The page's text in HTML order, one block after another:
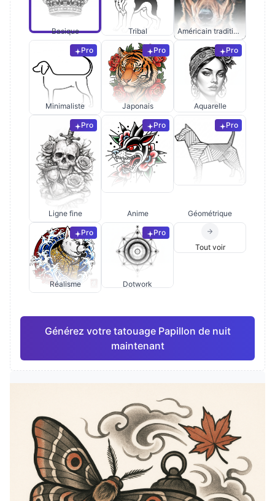
Basique Tribal Américain traditionnel
Pro
Minimaliste
Pro
Japonais
Pro
Aquarelle
Pro
Ligne fine
Pro
Anime
Pro
Géométrique
Pro
Réalisme
Pro
Dotwork
Tout voir
Générez votre tatouage Papillon de nuit
maintenant